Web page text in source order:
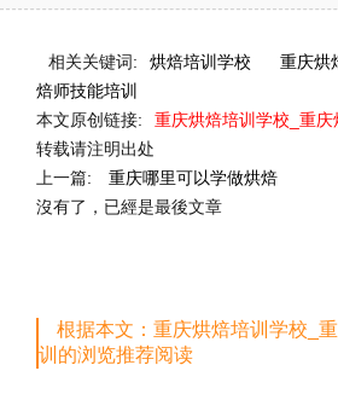
相关关键词: 烘焙培训学校 重庆烘
焙师技能培训
本文原创链接:
重庆烘焙培训学校_重庆
转载请注明出处
上一篇:
重庆哪里可以学做烘焙
沒有了，已經是最後文章
根据本文：重庆烘焙培训学校_
训的浏览推荐阅读